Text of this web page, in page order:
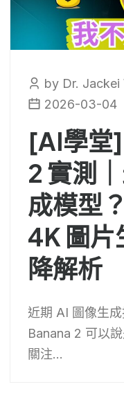
by Dr. Jackei
2026-03-04
[AI學堂
2 實測
成模型
4K 圖片
降解析
近期 AI 圖像生
Banana 2 可以
關注...